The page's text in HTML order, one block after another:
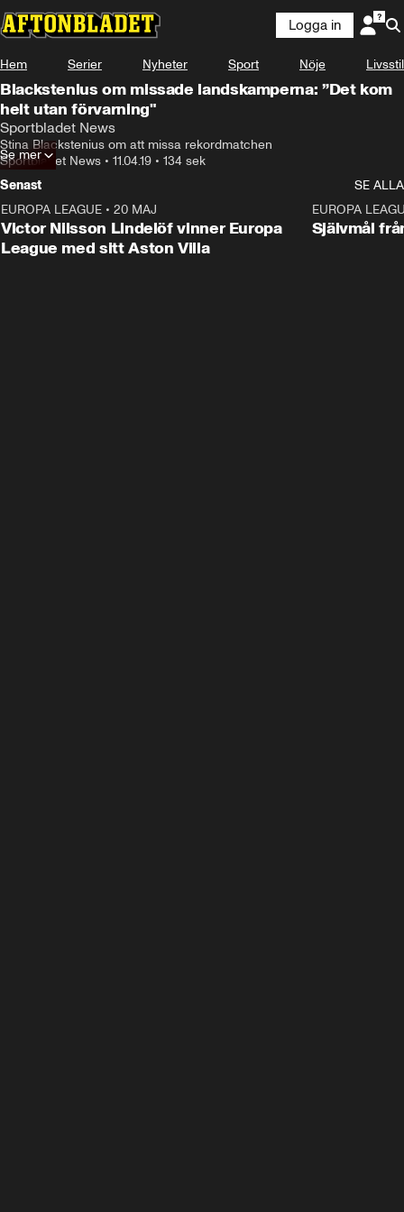
Logga in
Hem Serier Nyheter Sport Nöje Livsstil
Blackstenius om missade landskamperna: ”Det kom
helt utan förvarning"
Sportbladet News
Stina Blackstenius om att missa rekordmatchen
Sportbladet News • 11.04.19 • 134 sek
Se mer
Senast
SE ALLA
EUROPA LEAGUE • 20 MAJ
Victor Nilsson Lindelöf vinner Europa
League med sitt Aston Villa
EUROPA
Självmål